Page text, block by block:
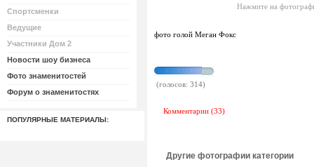
Спортсменки
Ведущие
Участники Дом 2
Новости шоу бизнеса
Фото знаменитостей
Форум о знаменитостях
ПОПУЛЯРНЫЕ МАТЕРИАЛЫ:
Нажмите на
фото голой Меган Фокс
(голосов: 314)
Комментарии (33)
Другие фотографии категории